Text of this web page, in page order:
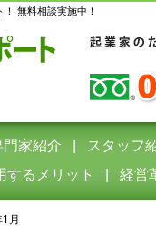
無料相談実施中！
門家紹介 スタッフ
するメリット 経営
月